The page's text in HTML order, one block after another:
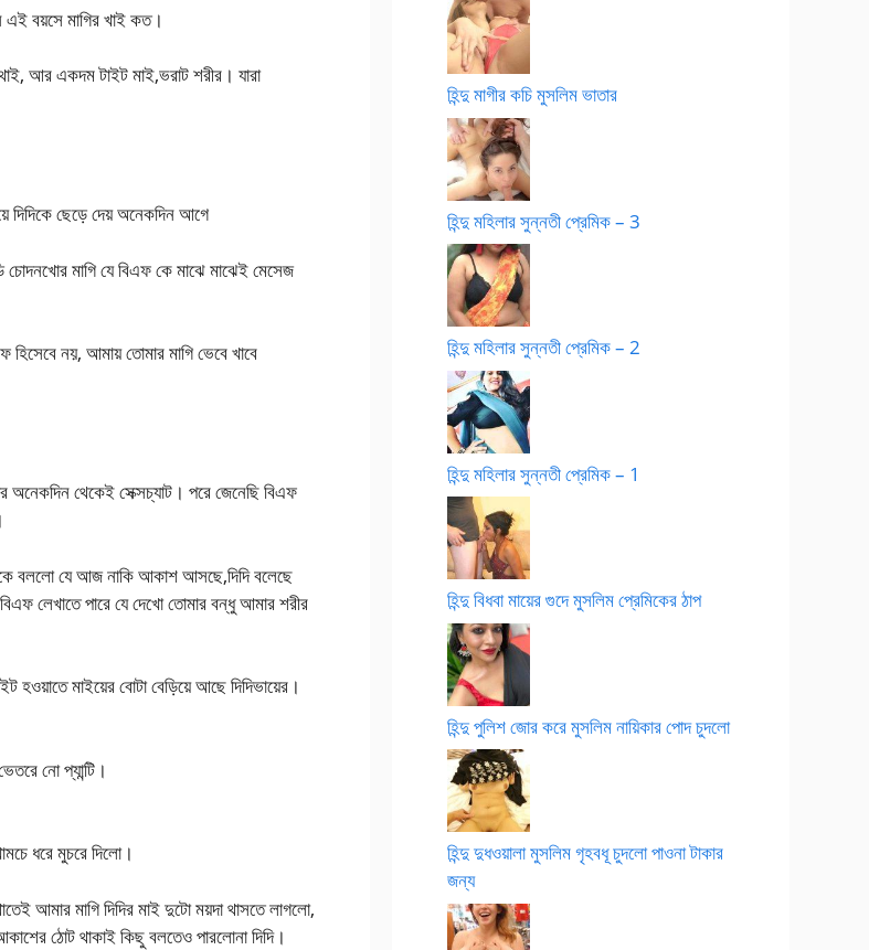
এই বয়সে মাগির খাই কত।
আর একদম টাইট মাই,ভরাট শরীর। যারা
দিদিকে ছেড়ে দেয় অনেকদিন আগে
চোদনখোর মাগি যে বিএফ কে মাঝে মাঝেই মেসেজ
নয়, আমায় তোমার মাগি ভেবে খাবে
অনেকদিন থেকেই সেক্সচ্যাট। পরে জেনেছি বিএফ
বললো যে আজ নাকি আকাশ আসছে,দিদি বলেছে
লেখাতে পারে যে দেখো তোমার বন্ধু আমার শরীর
মাইয়ের বোটা বেড়িয়ে আছে দিদিভায়ের।
নো প্যান্টি।
ধরে মুচরে দিলো।
আমার মাগি দিদির মাই দুটো ময়দা থাসতে লাগলো,
ঠোট থাকাই কিছু বলতেও পারলোনা দিদি।
হিন্দু মাগীর কচি মুসলিম ভাতার
হিন্দু মহিলার সুন্নতী প্রেমিক – 3
হিন্দু মহিলার সুন্নতী প্রেমিক – 2
হিন্দু মহিলার সুন্নতী প্রেমিক – 1
হিন্দু বিধবা মায়ের গুদে মুসলিম প্রেমিকের ঠাপ
হিন্দু পুলিশ জোর করে মুসলিম নায়িকার পোদ চুদলো
হিন্দু দুধওয়ালা মুসলিম গৃহবধূ চুদলো পাওনা টাকার
জন্য